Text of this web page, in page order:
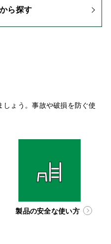
ら探す
ょう。事故や破損を防ぐ使
製品の安全な使い方